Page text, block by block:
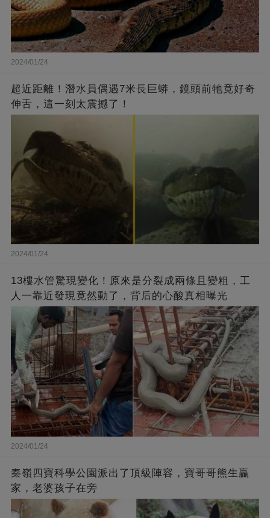
2024/01/24
超近距離！潛水員偶遇7米長巨蟒，鏡頭前牠竟好奇
伸舌，這一刻太震撼了！
2024/01/24
13樓水管驚現變化！原來是分裂成兩條且變粗，工
人一靠近發現竟然動了，背后的心酸真相曝光
2024/01/24
秦嶺四寶科學公園派出了頂級陣容，寶哥哥熊生贏
家，老婆孩子在旁